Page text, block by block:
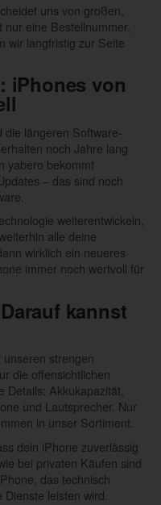
uns von großen,
eine Bestellnummer,
wir langfristig zur Seite
iPhones von
längeren Software-
noch Jahre lang
yabero bekommt
– das sind noch
weiterentwickeln,
alle deine
wirklich ein neueres
immer noch wertvoll für
kannst
strengen
die offensichtlichen
Details: Akkukapazität,
und Lautsprecher. Nur
in unser Sortiment.
dein iPhone zuverlässig
bei privaten Käufen sind
das technisch
leisten wird.